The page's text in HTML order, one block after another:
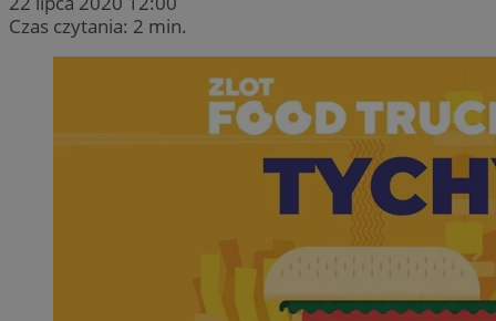
Czas czytania: 2 min.